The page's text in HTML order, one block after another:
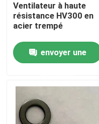
Accueil
Contacts
Ventilateur à haute
résistance HV300 en
acier trempé
envoyer une